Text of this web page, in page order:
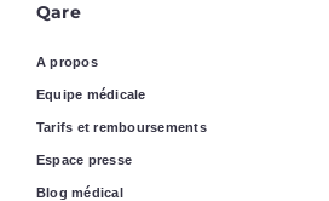
Qare
A propos
Equipe médicale
Tarifs et remboursements
Espace presse
Blog médical